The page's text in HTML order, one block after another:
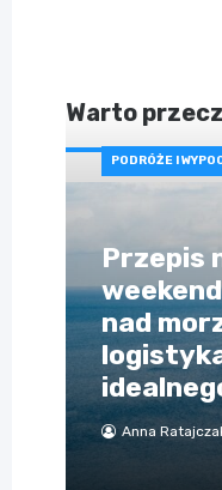
Warto
PODRÓŻE I
Przepis
nad
Anna